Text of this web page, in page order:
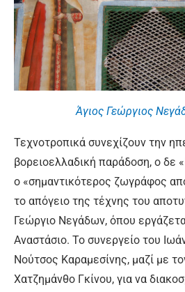
Άγιος Γεώργιος
Τεχνοτροπικά συνεχίζουν την
βορειοελλαδική παράδοση, ο δε
ο «σημαντικότερος ζωγράφος
το απόγειο της τέχνης του
Γεώργιο Νεγάδων, όπου
Αναστάσιο. Το συνεργείο του
Νούτσος Καραμεσίνης, μαζί με
Χατζημάνθο Γκίνου, για να